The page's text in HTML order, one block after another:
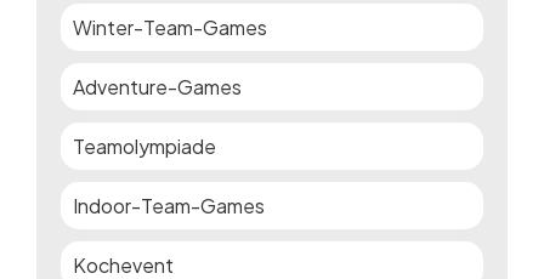
Winter-Team-Games
Adventure-Games
Teamolympiade
Indoor-Team-Games
Kochevent